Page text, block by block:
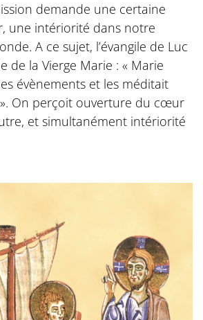
demande une certaine
une intériorité dans notre
A ce sujet, l’évangile de Luc
de la Vierge Marie : « Marie
évènements et les méditait
On perçoit ouverture du cœur
et simultanément intériorité